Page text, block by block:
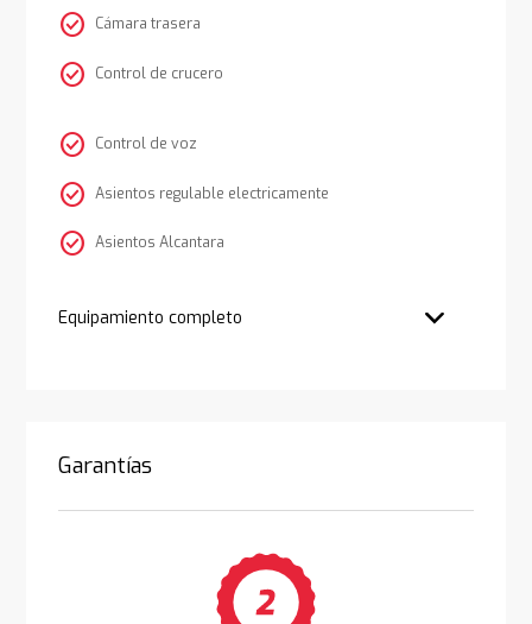
check_circle Cámara trasera
check_circle Control de crucero
check_circle Control de voz
check_circle Asientos regulable electricamente
check_circle Asientos Alcantara
Equipamiento completo
Garantías